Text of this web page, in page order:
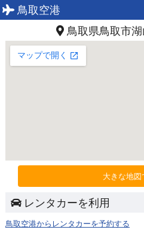
鳥取空港
鳥取県鳥取市
大きな地図
レンタカーを利用
鳥取空港からレンタカーを予約する